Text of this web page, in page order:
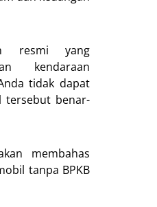
resmi yang
kendaraan
tidak dapat
tersebut benar-
membahas
tanpa BPKB